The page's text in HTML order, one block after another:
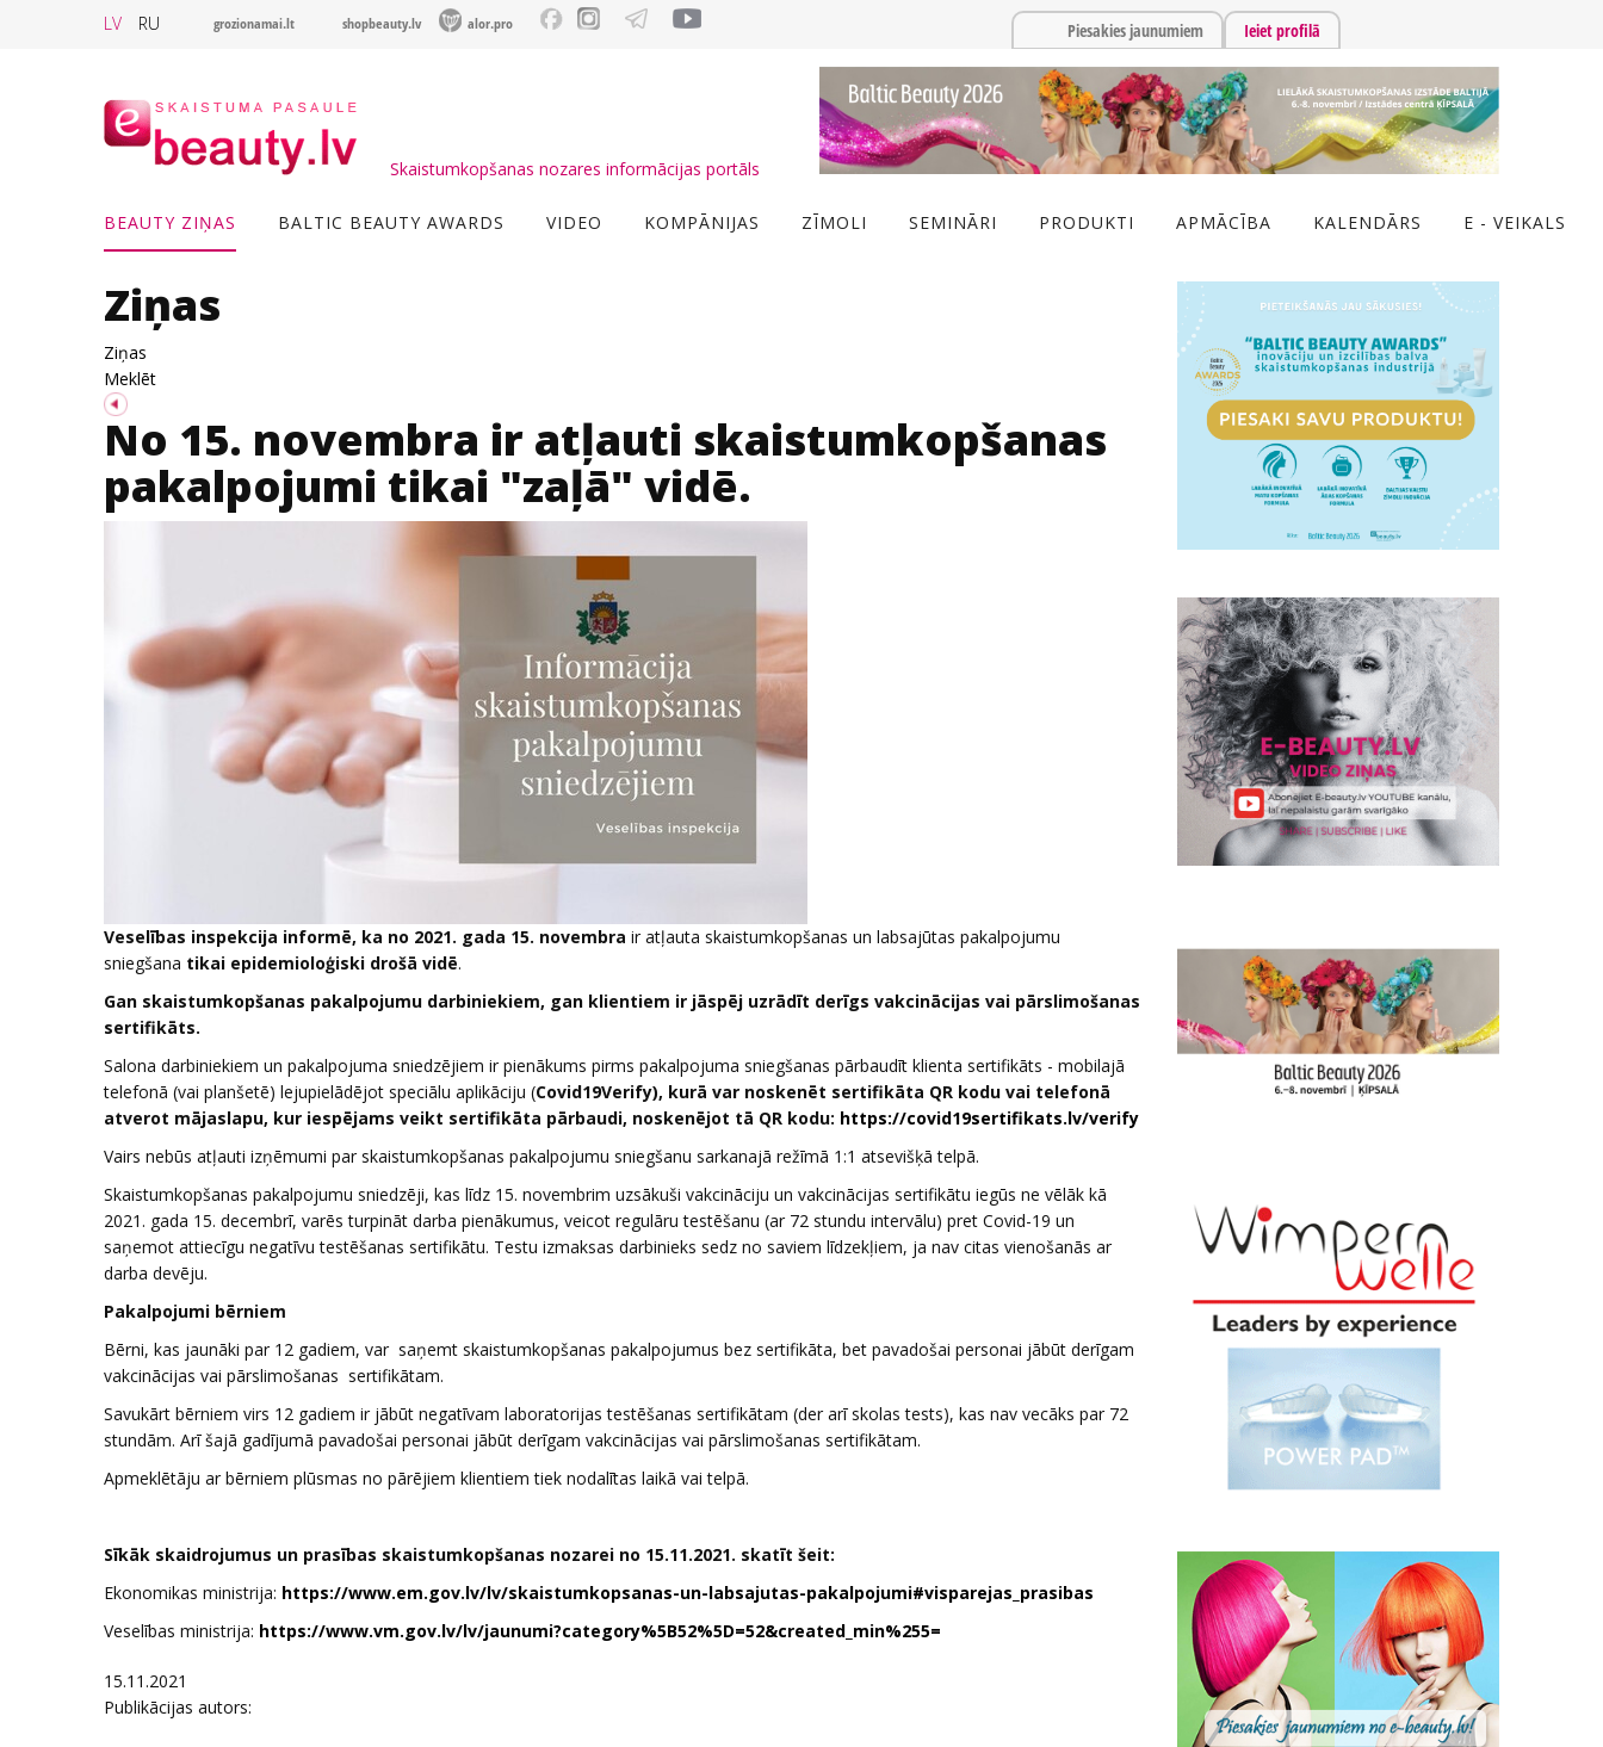
LV RU grozionamai.lt shopbeauty.lv alor.pro Piesakies jaunumiem Ieiet profilā
Skaistumkopšanas nozares informācijas portāls
BEAUTY ZIŅAS BALTIC BEAUTY AWARDS VIDEO KOMPĀNIJAS ZĪMOLI SEMINĀRI PRODUKTI APMĀCĪBA KALENDĀRS E - VEIKALS
Ziņas
Ziņas
Meklēt
No 15. novembra ir atļauti skaistumkopšanas
pakalpojumi tikai "zaļā" vidē.
Veselības inspekcija informē, ka no 2021. gada 15. novembra ir atļauta skaistumkopšanas un labsajūtas pakalpojumu
sniegšana tikai epidemioloģiski drošā vidē.
Gan skaistumkopšanas pakalpojumu darbiniekiem, gan klientiem ir jāspēj uzrādīt derīgs vakcinācijas vai pārslimošanas
sertifikāts.
Salona darbiniekiem un pakalpojuma sniedzējiem ir pienākums pirms pakalpojuma sniegšanas pārbaudīt klienta sertifikāts - mobilajā
telefonā (vai planšetē) lejupielādējot speciālu aplikāciju (Covid19Verify), kurā var noskenēt sertifikāta QR kodu vai telefonā
atverot mājaslapu, kur iespējams veikt sertifikāta pārbaudi, noskenējot tā QR kodu: https://covid19sertifikats.lv/verify
Vairs nebūs atļauti izņēmumi par skaistumkopšanas pakalpojumu sniegšanu sarkanajā režīmā 1:1 atsevišķā telpā.
Skaistumkopšanas pakalpojumu sniedzēji, kas līdz 15. novembrim uzsākuši vakcināciju un vakcinācijas sertifikātu iegūs ne vēlāk kā
2021. gada 15. decembrī, varēs turpināt darba pienākumus, veicot regulāru testēšanu (ar 72 stundu intervālu) pret Covid-19 un
saņemot attiecīgu negatīvu testēšanas sertifikātu. Testu izmaksas darbinieks sedz no saviem līdzekļiem, ja nav citas vienošanās ar
darba devēju.
Pakalpojumi bērniem
Bērni, kas jaunāki par 12 gadiem, var saņemt skaistumkopšanas pakalpojumus bez sertifikāta, bet pavadošai personai jābūt derīgam
vakcinācijas vai pārslimošanas sertifikātam.
Savukārt bērniem virs 12 gadiem ir jābūt negatīvam laboratorijas testēšanas sertifikātam (der arī skolas tests), kas nav vecāks par 72
stundām. Arī šajā gadījumā pavadošai personai jābūt derīgam vakcinācijas vai pārslimošanas sertifikātam.
Apmeklētāju ar bērniem plūsmas no pārējiem klientiem tiek nodalītas laikā vai telpā.
Sīkāk skaidrojumus un prasības skaistumkopšanas nozarei no 15.11.2021. skatīt šeit:
Ekonomikas ministrija: https://www.em.gov.lv/lv/skaistumkopsanas-un-labsajutas-pakalpojumi#visparejas_prasibas
Veselības ministrija: https://www.vm.gov.lv/lv/jaunumi?category%5B52%5D=52&created_min%255=
15.11.2021
Publikācijas autors: